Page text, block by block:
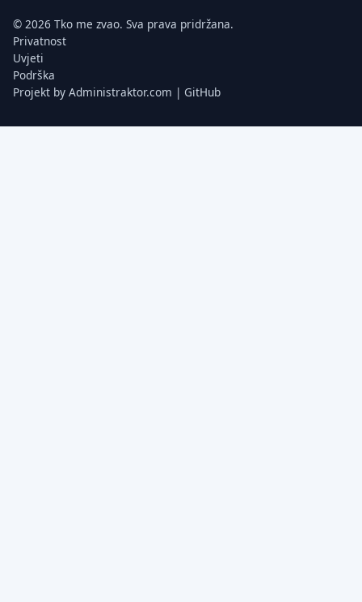
© 2026 Tko me zvao. Sva prava pridržana.
Privatnost
Uvjeti
Podrška
Projekt by Administraktor.com | GitHub